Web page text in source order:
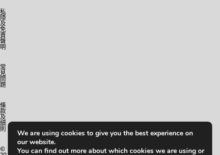
KWOK
LOVE
STABS
WHEEL
私
隱
及
免
責
聲
明
常
見
問
題
條
款
及
細
則
©
We are using cookies to give you the best experience on
our website.
You can find out more about which cookies we are using or